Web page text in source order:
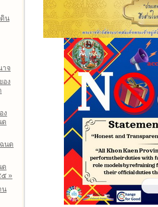
น
าจ
อง
ง
ด
นด
ด
๕ »
น